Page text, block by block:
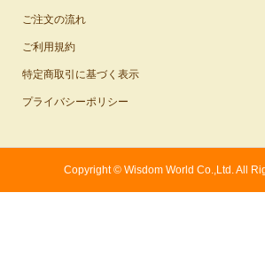
ご注文の流れ
ご利用規約
特定商取引に基づく表示
プライバシーポリシー
Copyright ©Wisdom World Co.,Ltd. All